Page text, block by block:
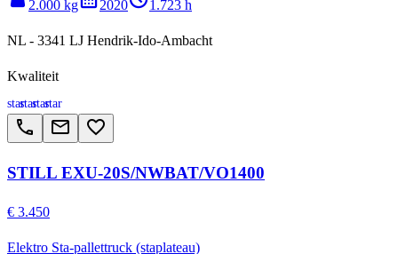
2.000 kg 2020 1.723 h
NL - 3341 LJ Hendrik-Ido-Ambacht
Kwaliteit
starstarstarstar
call email favorite_border
STILL EXU-20S/NWBAT/VO1400
€ 3.450
Elektro Sta-pallettruck (staplateau)